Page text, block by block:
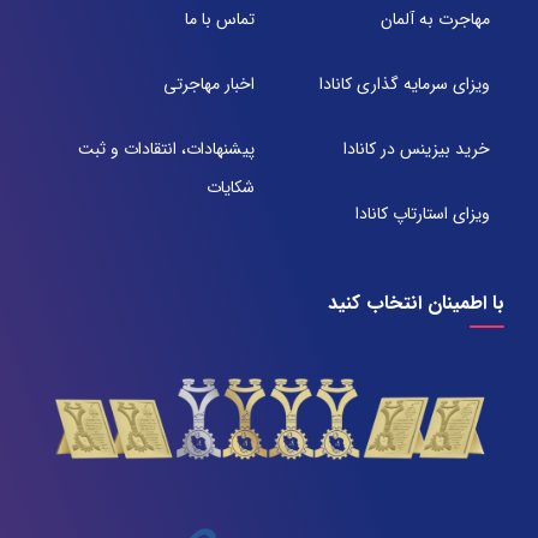
شعبه 2
شیراز بلوار امیر کبیر روبروی خیابان باغ حوض ساختمان برج
تلفن:
مهاجرت به آلمان
ویزای سرمایه گذاری کانادا
خرید بیزینس در کانادا
ویزای استارتاپ کانادا
تماس با ما
اخبار مهاجرتی
پیشنهادات، انتقادات و ثبت
شکایات
با اطمینان انتخاب کنید